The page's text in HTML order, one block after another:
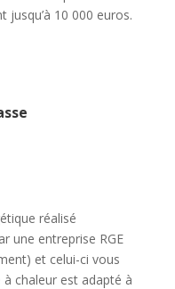
jusqu’à 10 000 euros.
réalisé
une entreprise RGE
et celui-ci vous
chaleur est adapté à